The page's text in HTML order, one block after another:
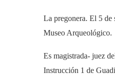
La pregonera. El 5 de
Museo Arqueológico.
Es magistrada- juez
Instrucción 1 de